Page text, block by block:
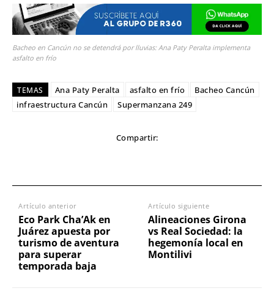
Bacheo en Cancún no se detendrá por lluvias: Ana Paty Peralta implementa
asfalto en frío
TEMAS Ana Paty Peralta asfalto en frío
Bacheo Cancún
infraestructura Cancún
Supermanzana 249
Compartir:
Artículo anterior
Eco Park Cha’Ak en
Juárez apuesta por
turismo de aventura
para superar
temporada baja
Artículo siguiente
Alineaciones Girona
vs Real Sociedad: la
hegemonía local en
Montilivi